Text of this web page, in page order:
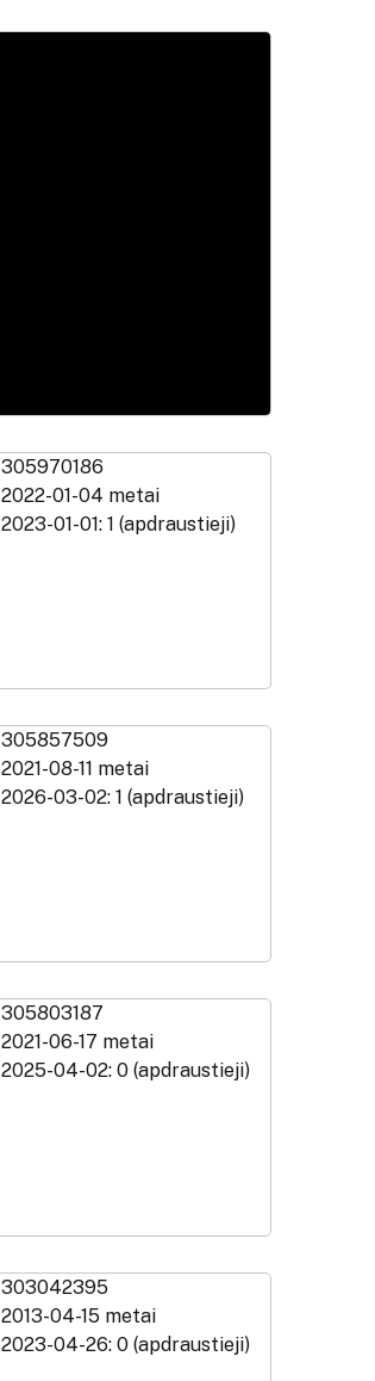
305970186
2022-01-04 metai
2023-01-01: 1 (apdraustieji)
305857509
2021-08-11 metai
2026-03-02: 1 (apdraustieji)
305803187
2021-06-17 metai
2025-04-02: 0 (apdraustieji)
303042395
2013-04-15 metai
2023-04-26: 0 (apdraustieji)